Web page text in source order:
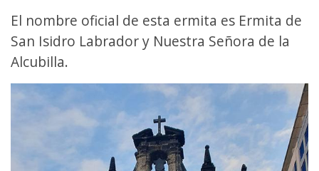
El nombre oficial de esta ermita es Ermita de
San Isidro Labrador y Nuestra Señora de la
Alcubilla.